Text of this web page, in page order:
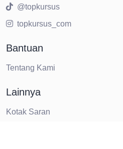
@topkursus
topkursus_com
Bantuan
Tentang Kami
Lainnya
Kotak Saran